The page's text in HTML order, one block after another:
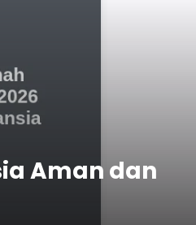
Aman dan